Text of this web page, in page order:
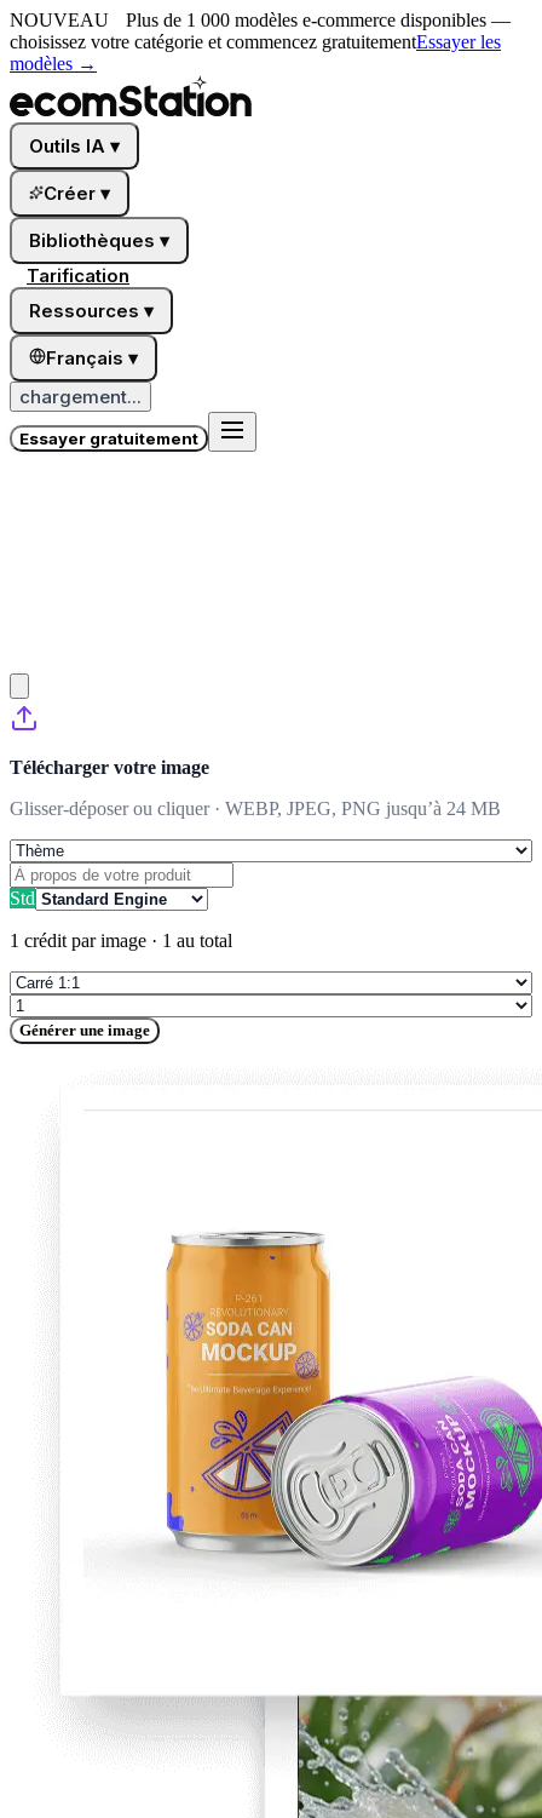
NOUVEAU
Plus de 1 000 modèles e-commerce disponibles —
choisissez votre catégorie et commencez gratuitementEssayer les
modèles →
Outils IA ▾
Créer ▾
Bibliothèques ▾
Tarification
Ressources ▾
Français ▾
chargement...
Essayer gratuitement
Télécharger votre image
Glisser-déposer ou cliquer · WEBP, JPEG, PNG jusqu’à 24 MB
Std
1 crédit par image · 1 au total
Générer une image